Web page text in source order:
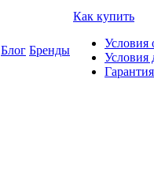
Блог Бренды
Как купить
Условия
Условия